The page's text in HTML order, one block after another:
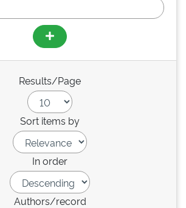
Results/Page
Sort items by
In order
Authors/record